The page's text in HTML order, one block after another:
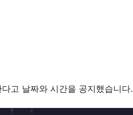
고 날짜와 시간을 공지했습니다.